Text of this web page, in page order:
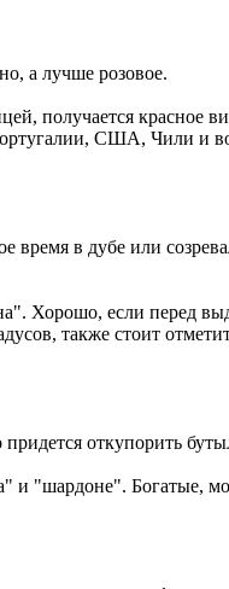
а лучше розовое.
получается красное
США, Чили
время в дубе или
Хорошо, если перед
также стоит
откупорить
и "шардоне". Богатые,